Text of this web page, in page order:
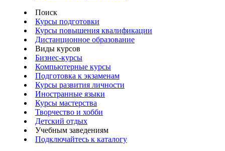
Поиск
Курсы подготовки
Курсы повышения квалификации
Дистанционное образование
Виды курсов
Бизнес-курсы
Компьютерные курсы
Подготовка к экзаменам
Курсы развития личности
Иностранные языки
Курсы мастерства
Творчество и хобби
Детский отдых
Учебным заведениям
Подключайтесь к каталогу